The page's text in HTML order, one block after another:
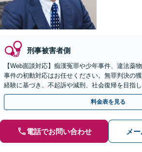
刑事被害者側
【Web面談対応】痴漢冤罪や少年事件、違法薬
事件の初動対応はお任せください。無罪判決の
経験に基づき、不起訴や減刑、社会復帰を目指
運命を分けます。至急ご相談を。
料金表を見る
電話でお問い合わせ メ